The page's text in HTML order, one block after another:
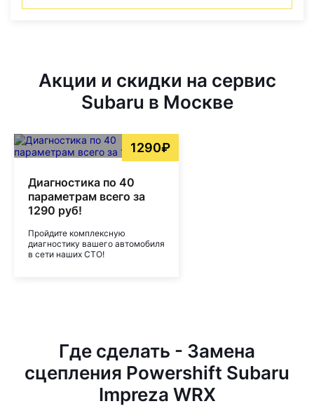
Акции и скидки на сервис
Subaru в Москве
1290₽
Диагностика по 40
параметрам всего за
1290 руб!
Пройдите комплексную
диагностику вашего автомобиля
в сети наших СТО!
Где сделать - Замена
сцепления Powershift Subaru
Impreza WRX